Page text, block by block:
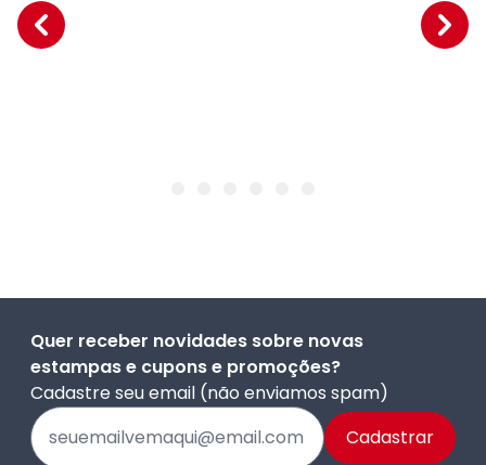
Quer receber novidades sobre novas
estampas e cupons e promoções?
Cadastre seu email (não enviamos spam)